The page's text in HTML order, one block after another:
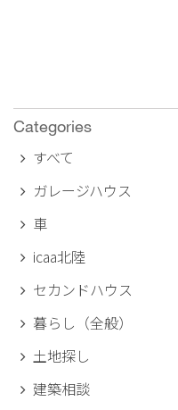
Categories
すべて
ガレージハウス
車
icaa北陸
セカンドハウス
暮らし（全般）
土地探し
建築相談